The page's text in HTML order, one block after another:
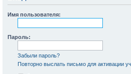
Имя пользователя:
Пароль:
Забыли пароль?
Повторно выслать письмо для активации